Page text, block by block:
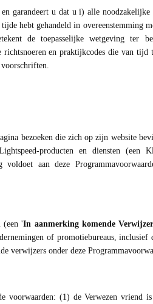
garandeert u dat u i) alle
hebt gehandeld in overeenstemming
de toepasselijke wetgeving ter
en praktijkcodes die van
bezoeken die zich op zijn website
producten en diensten (een
aan deze
(een 'In aanmerking komende
of promotiebureaus,
verwijzers onder deze
(1) de Verwezen vriend